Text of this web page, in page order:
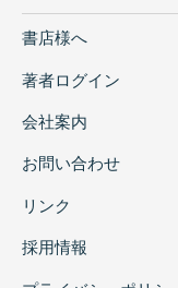
書店様へ
著者ログイン
会社案内
お問い合わせ
リンク
採用情報